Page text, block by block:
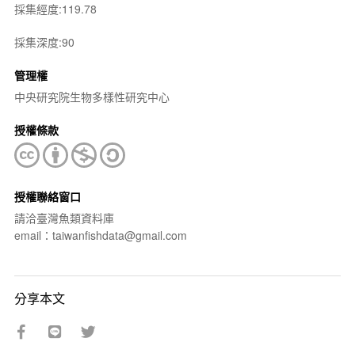
採集經度:119.78
採集深度:90
管理權
中央研究院生物多樣性研究中心
授權條款
授權聯絡窗口
請洽臺灣魚類資料庫
email：taiwanfishdata@gmail.com
分享本文